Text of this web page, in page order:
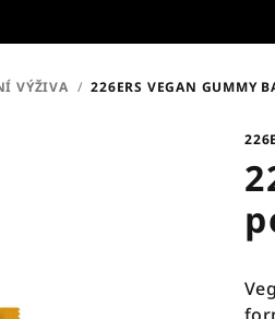
VÝŽIVA / 226ERS VEGAN GUMMY